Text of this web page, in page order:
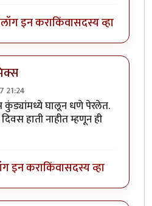
लॉग इन कराकिंवासदस्य व्हा
21:24
कुंड्यांमध्ये घालून धणे पेरलेत.
हाती नाहीत म्हणून ही
इन कराकिंवासदस्य व्हा